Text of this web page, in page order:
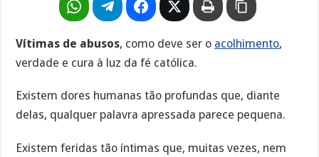
Vítimas de abusos, como deve ser o acolhimento,
verdade e cura à luz da fé católica.
Existem dores humanas tão profundas que, diante
delas, qualquer palavra apressada parece pequena.
Existem feridas tão íntimas que, muitas vezes, nem